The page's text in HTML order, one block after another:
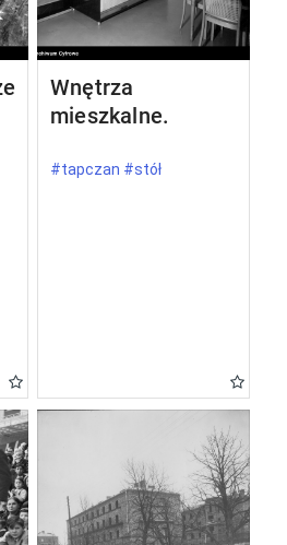
Wnętrza
mieszkalne.
#tapczan #stół